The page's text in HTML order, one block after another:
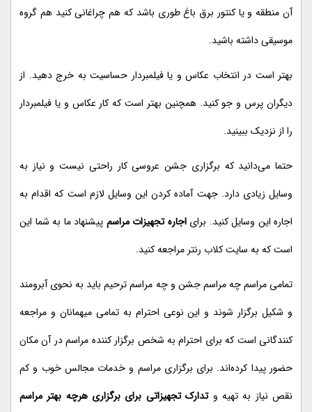
آن منطقه و یا کنتور برق باغ طوری باشد که هم چراغانی کنید هم گروه
موسیقی داشته باشید.
بهتر است در انتخاب عکاس و یا فیلمبردار حساسیت به خرج دهید. از
دیگران پرس و جو کنید. همچنین بهتر است که کار عکاس و یا فیلمبردار
را از نزدیک ببینید.
حتما می‌دانید که برگزاری جشن عروسی کار راحتی نیست و نیاز به
وسایل زیادی دارد. جهت آماده کردن این وسایل لازم است که اقدام به
اجاره این وسایل کنید. برایاجاره تجهیزات مراسم پیشنهاد ما به شما این
است که به سایت کلاب رنتر مراجعه کنید.
تمامی مراسم چه مراسم جشن و چه مراسم ترحیم باید به نحوی آبرومند
و شکیل برگزار شوند و این نوعی احترام به تمامی میهمانان و مراجعه
کنندگانی است که برای احترام به شخص برگزار کننده مراسم در آن مکان
حضور پیدا کرده‌اند. برای برگزاری مراسم و خدمات مجالس خوب و کم
نقص نیاز به تهیه وتدارک تجهیزاتی برای برگزاری هرچه بهتر مراسم